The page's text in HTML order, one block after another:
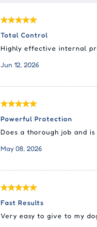
Total Control
Highly effective internal
Jun 12, 2026
Powerful Protection
Does a thorough job and
May 08, 2026
Fast Results
Very easy to give to my